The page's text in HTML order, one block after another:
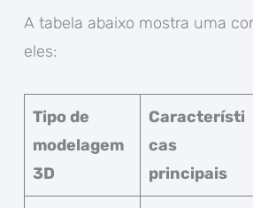
A tabela abaixo mostra uma
eles:
Tipo de
modelagem
3D
Característi
cas
principais